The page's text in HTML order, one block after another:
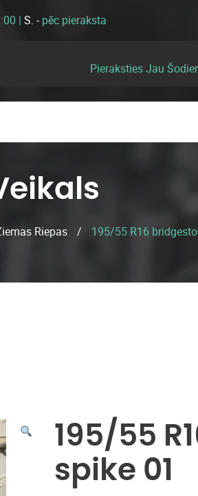
| S. -pēc pieraksta
Pieraksties Jau
Riepas / 195/55 R16
195/55
spike 01